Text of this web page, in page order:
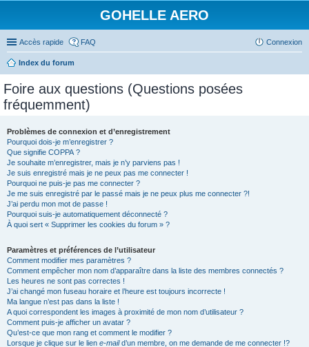
GOHELLE AERO
Accès rapide FAQ Connexion
Index du forum
Foire aux questions (Questions posées
fréquemment)
Problèmes de connexion et d’enregistrement
Pourquoi dois-je m’enregistrer ?
Que signifie COPPA ?
Je souhaite m’enregistrer, mais je n’y parviens pas !
Je suis enregistré mais je ne peux pas me connecter !
Pourquoi ne puis-je pas me connecter ?
Je me suis enregistré par le passé mais je ne peux plus me connecter ?!
J’ai perdu mon mot de passe !
Pourquoi suis-je automatiquement déconnecté ?
À quoi sert « Supprimer les cookies du forum » ?
Paramètres et préférences de l’utilisateur
Comment modifier mes paramètres ?
Comment empêcher mon nom d’apparaître dans la liste des membres connectés ?
Les heures ne sont pas correctes !
J’ai changé mon fuseau horaire et l’heure est toujours incorrecte !
Ma langue n’est pas dans la liste !
A quoi correspondent les images à proximité de mon nom d’utilisateur ?
Comment puis-je afficher un avatar ?
Qu’est-ce que mon rang et comment le modifier ?
Lorsque je clique sur le lien e-maild’un membre, on me demande de me connecter !?